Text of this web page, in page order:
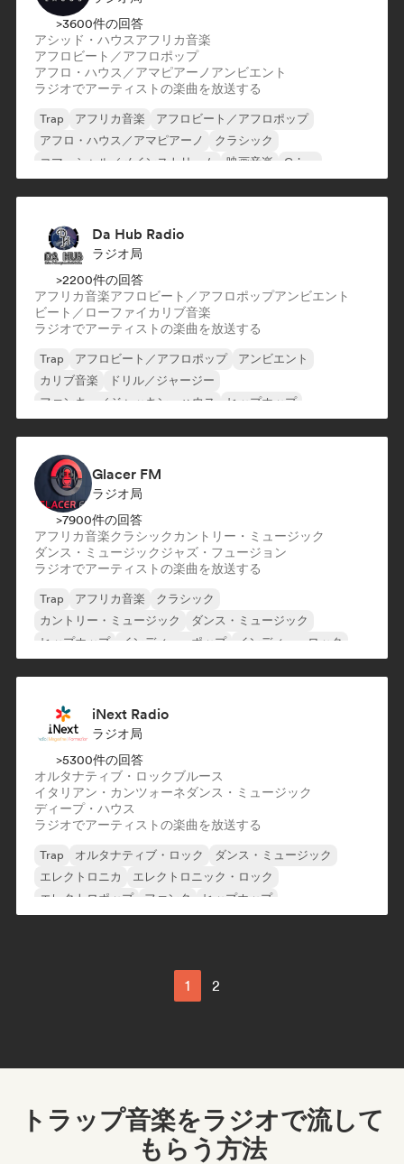
>3600件の回答
アシッド・ハウスアフリカ音楽
アフロビート／アフロポップ
アフロ・ハウス／アマピアーノ アンビエント
ラジオでアーティストの楽曲を放送する
Trap アフリカ音楽
アフロビート／アフロポップ
アフロ・ハウス／アマピアーノ
クラシック
コマーシャル／メインストリーム
映画音楽 Grime
Da Hub Radio
ラジオ局
>2200件の回答
アフリカ音楽アフロビート／アフロポップアンビエント
ビート／ローファイ カリブ音楽
ラジオでアーティストの楽曲を放送する
Trap アフロビート／アフロポップ
アンビエント
カリブ音楽
ドリル／ジャージー
ファンキー／ジャッキン・ハウス
ヒップホップ
Glacer FM
ラジオ局
>7900件の回答
アフリカ音楽クラシック カントリー・ミュージック
ダンス・ミュージックジャズ・フュージョン
ラジオでアーティストの楽曲を放送する
Trap アフリカ音楽
クラシック
カントリー・ミュージック
ダンス・ミュージック
ヒップホップ
インディー・ポップ インディー・ロック
iNext Radio
ラジオ局
>5300件の回答
オルタナティブ・ロックブルース
イタリアン・カンツォーネダンス・ミュージック
ディープ・ハウス
ラジオでアーティストの楽曲を放送する
Trap オルタナティブ・ロック
ダンス・ミュージック
エレクトロニカ
エレクトロニック・ロック
エレクトロポップ
ファンク ヒップホップ
1 2
トラップ音楽をラジオで流して
もらう方法